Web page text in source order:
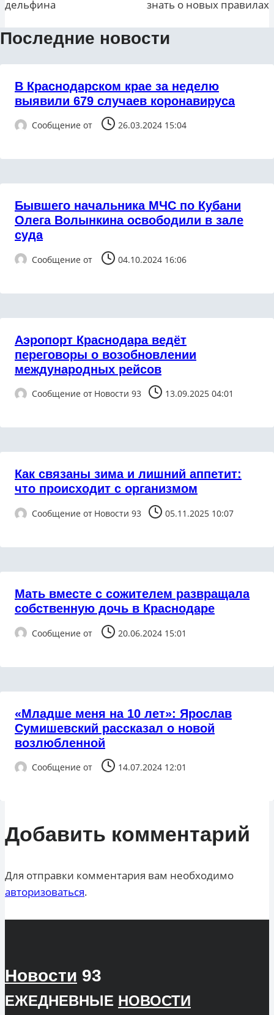
дельфина знать о новых правилах
Последние новости
В Краснодарском крае за неделю
выявили 679 случаев коронавируса
Сообщение от 26.03.2024 15:04
Бывшего начальника МЧС по Кубани
Олега Волынкина освободили в зале
суда
Сообщение от 04.10.2024 16:06
Аэропорт Краснодара ведёт
переговоры о возобновлении
международных рейсов
Сообщение от Новости 93 13.09.2025 04:01
Как связаны зима и лишний аппетит:
что происходит с организмом
Сообщение от Новости 93 05.11.2025 10:07
Мать вместе с сожителем развращала
собственную дочь в Краснодаре
Сообщение от 20.06.2024 15:01
«Младше меня на 10 лет»: Ярослав
Сумишевский рассказал о новой
возлюбленной
Сообщение от 14.07.2024 12:01
Добавить комментарий
Для отправки комментария вам необходимо
авторизоваться.
Новости 93
ЕЖЕДНЕВНЫЕ НОВОСТИ